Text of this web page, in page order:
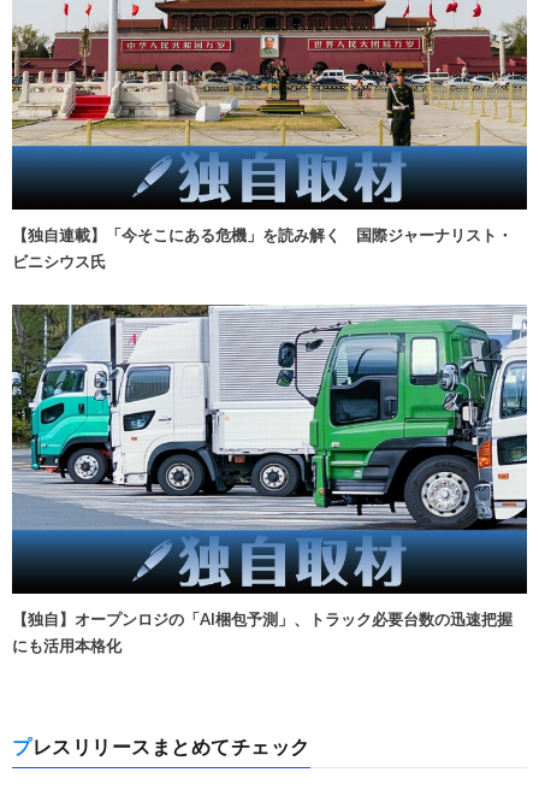
【独自連載】「今そこにある危機」を読み解く 国際ジャーナリスト・
ビニシウス氏
【独自】オープンロジの「AI梱包予測」、トラック必要台数の迅速把握
にも活用本格化
プレスリリースまとめてチェック